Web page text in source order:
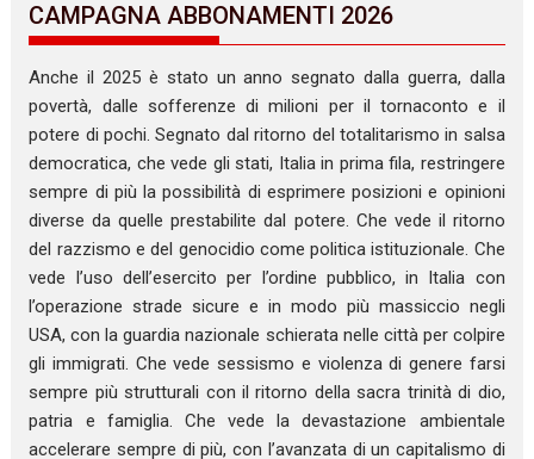
CAMPAGNA ABBONAMENTI 2026
Anche il 2025 è stato un anno segnato dalla guerra, dalla
povertà, dalle sofferenze di milioni per il tornaconto e il
potere di pochi. Segnato dal ritorno del totalitarismo in salsa
democratica, che vede gli stati, Italia in prima fila, restringere
sempre di più la possibilità di esprimere posizioni e opinioni
diverse da quelle prestabilite dal potere. Che vede il ritorno
del razzismo e del genocidio come politica istituzionale. Che
vede l’uso dell’esercito per l’ordine pubblico, in Italia con
l’operazione strade sicure e in modo più massiccio negli
USA, con la guardia nazionale schierata nelle città per colpire
gli immigrati. Che vede sessismo e violenza di genere farsi
sempre più strutturali con il ritorno della sacra trinità di dio,
patria e famiglia. Che vede la devastazione ambientale
accelerare sempre di più, con l’avanzata di un capitalismo di